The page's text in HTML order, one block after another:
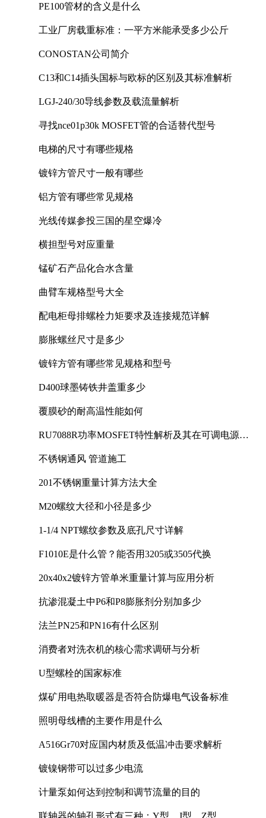
PE100管材的含义是什么
工业厂房载重标准：一平方米能承受多少公斤
CONOSTAN公司简介
C13和C14插头国标与欧标的区别及其标准解析
LGJ-240/30导线参数及载流量解析
寻找nce01p30k MOSFET管的合适替代型号
电梯的尺寸有哪些规格
镀锌方管尺寸一般有哪些
铝方管有哪些常见规格
光线传媒参投三国的星空爆冷
横担型号对应重量
锰矿石产品化合水含量
曲臂车规格型号大全
配电柜母排螺栓力矩要求及连接规范详解
膨胀螺丝尺寸是多少
镀锌方管有哪些常见规格和型号
D400球墨铸铁井盖重多少
覆膜砂的耐高温性能如何
RU7088R功率MOSFET特性解析及其在可调电源设
不锈钢通风 管道施工
201不锈钢重量计算方法大全
M20螺纹大径和小径是多少
1-1/4 NPT螺纹参数及底孔尺寸详解
F1010E是什么管？能否用3205或3505代换
20x40x2镀锌方管单米重量计算与应用分析
抗渗混凝土中P6和P8膨胀剂分别加多少
法兰PN25和PN16有什么区别
消费者对洗衣机的核心需求调研与分析
U型螺栓的国家标准
煤矿用电热取暖器是否符合防爆电气设备标准
照明母线槽的主要作用是什么
A516Gr70对应国内材质及低温冲击要求解析
镀镍钢带可以过多少电流
计量泵如何达到控制和调节流量的目的
联轴器的轴孔形式有三种：Y型、J型、Z型